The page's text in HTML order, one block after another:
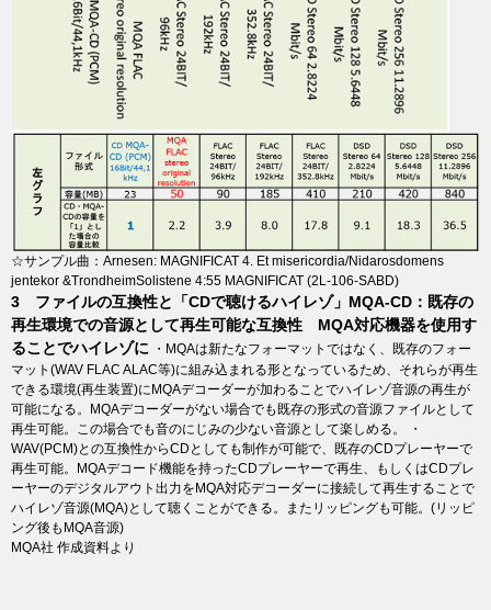
☆サンプル曲：Arnesen: MAGNIFICAT 4. Et misericordia/Nidarosdomens
jentekor &TrondheimSolistene 4:55 MAGNIFICAT (2L-106-SABD)
3 ファイルの互換性と「CDで聴けるハイレゾ」MQA-CD：既存の
再生環境での音源として再生可能な互換性 MQA対応機器を使用す
ることでハイレゾに ・MQAは新たなフォーマットではなく、既存のフォー
マット(WAV FLAC ALAC等)に組み込まれる形となっているため、それらが再生
できる環境(再生装置)にMQAデコーダーが加わることでハイレゾ音源の再生が
可能になる。MQAデコーダーがない場合でも既存の形式の音源ファイルとして
再生可能。この場合でも音のにじみの少ない音源として楽しめる。 ・
WAV(PCM)との互換性からCDとしても制作が可能で、既存のCDプレーヤーで
再生可能。MQAデコード機能を持ったCDプレーヤーで再生、もしくはCDプレ
ーヤーのデジタルアウト出力をMQA対応デコーダーに接続して再生することで
ハイレゾ音源(MQA)として聴くことができる。またリッピングも可能。(リッピ
ング後もMQA音源)
MQA社 作成資料より